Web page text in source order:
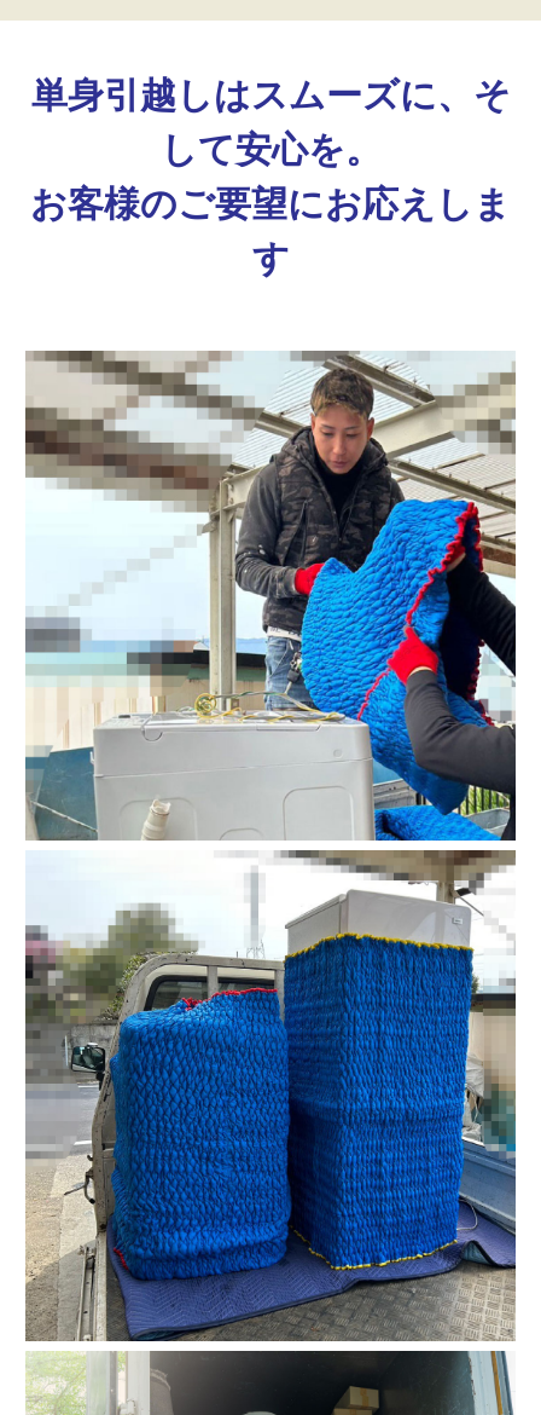
単身引越しはスムーズに、そ
して安心を。
お客様のご要望にお応えしま
す